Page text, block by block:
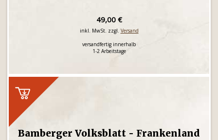
49,00 €
inkl. MwSt. zzgl. Versand
versandfertig innerhalb
1-2 Arbeitstage
Bamberger Volksblatt - Frankenland